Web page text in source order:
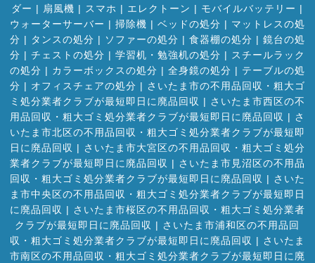
ダー | 扇風機 | スマホ | エレクトーン | モバイルバッテリー |
ウォーターサーバー | 掃除機 | ベッドの処分 | マットレスの処
分 | タンスの処分 | ソファーの処分 | 食器棚の処分 | 鏡台の処
分 | チェストの処分 | 学習机・勉強机の処分 | スチールラック
の処分 | カラーボックスの処分 | 全身鏡の処分 | テーブルの処
分 | オフィスチェアの処分 | さいたま市の不用品回収・粗大ゴ
ミ処分業者クラブが最短即日に廃品回収 | さいたま市西区の不
用品回収・粗大ゴミ処分業者クラブが最短即日に廃品回収 | さ
いたま市北区の不用品回収・粗大ゴミ処分業者クラブが最短即
日に廃品回収 | さいたま市大宮区の不用品回収・粗大ゴミ処分
業者クラブが最短即日に廃品回収 | さいたま市見沼区の不用品
回収・粗大ゴミ処分業者クラブが最短即日に廃品回収 | さいた
ま市中央区の不用品回収・粗大ゴミ処分業者クラブが最短即日
に廃品回収 | さいたま市桜区の不用品回収・粗大ゴミ処分業者
クラブが最短即日に廃品回収 | さいたま市浦和区の不用品回
収・粗大ゴミ処分業者クラブが最短即日に廃品回収 | さいたま
市南区の不用品回収・粗大ゴミ処分業者クラブが最短即日に廃